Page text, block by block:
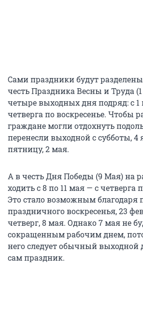
Сами праздники будут
честь Праздника Весны и Труда
четыре выходных дня подряд: с 1
четверга по воскресенье. Чтобы
граждане могли отдохнуть
перенесли выходной с субботы, 4
пятницу, 2 мая.
А в честь Дня Победы (9 Мая) на
ходить с 8 по 11 мая — с четверга
Это стало возможным благодаря
праздничного воскресенья, 23
четверг, 8 мая. Однако 7 мая не
сокращенным рабочим днем,
него следует обычный выходной
сам праздник.